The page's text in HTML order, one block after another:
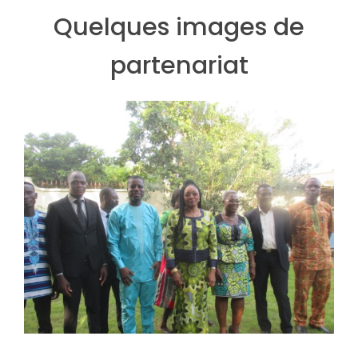
Quelques images de
partenariat